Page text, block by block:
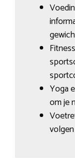
Yoga
om je